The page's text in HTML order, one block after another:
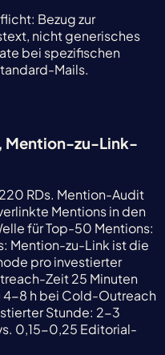
Bezug zur
nicht generisches
bei spezifischen
Mails.
Mention-zu-Link-
RDs. Mention-Audit
Mentions in den
für Top-50 Mentions:
Mention-zu-Link ist die
pro investierter
Zeit 25 Minuten
4-8 h bei Cold-Outreach
Stunde: 2-3
0,15-0,25 Editorial-